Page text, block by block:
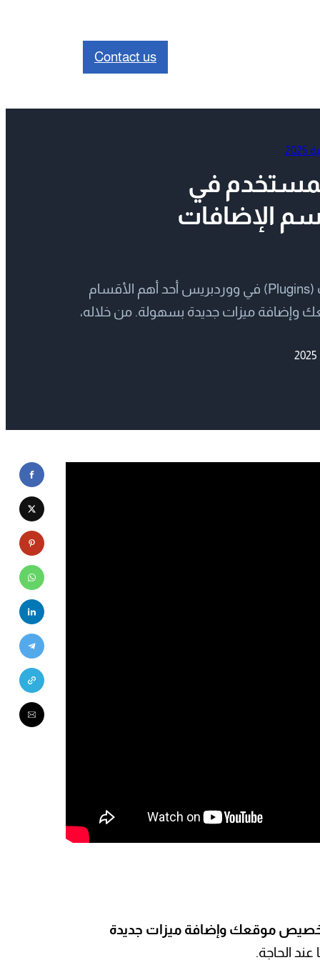
Contact us
في
الإضافات
مقدمة يُعد قسم الإضافات (Plugins) في ووردبريس أحد أهم الأقسام
وإضافة ميزات جديدة بسهولة. من خلاله،
إيقافها، أو حتى حذفها عند الحاجة.
الوصول إلى قسم الإضافات.✅ كيفية
موقعك وإضافة ميزات جديدة
الحاجة.